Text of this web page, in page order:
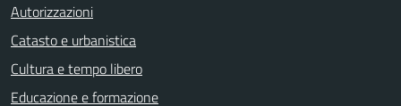
Autorizzazioni
Catasto e urbanistica
Cultura e tempo libero
Educazione e formazione